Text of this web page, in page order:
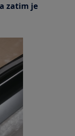
zatim je